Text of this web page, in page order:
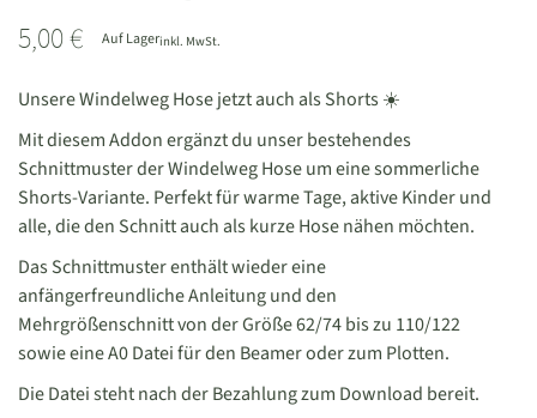
5,00 € Auf Lagerinkl. MwSt.
Unsere Windelweg Hose jetzt auch als Shorts ☀️
Mit diesem Addon ergänzt du unser bestehendes
Schnittmuster der Windelweg Hose um eine sommerliche
Shorts-Variante. Perfekt für warme Tage, aktive Kinder und
alle, die den Schnitt auch als kurze Hose nähen möchten.
Das Schnittmuster enthält wieder eine
anfängerfreundliche Anleitung und den
Mehrgrößenschnitt von der Größe 62/74 bis zu 110/122
sowie eine A0 Datei für den Beamer oder zum Plotten.
Die Datei steht nach der Bezahlung zum Download bereit.